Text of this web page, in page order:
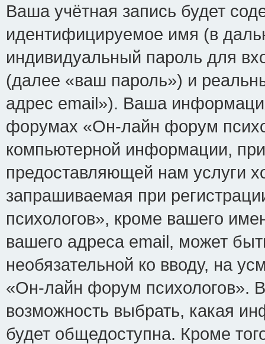
Ваша учётная запись будет
идентифицируемое имя (в
индивидуальный пароль для
(далее «ваш пароль») и
адрес email»). Ваша
форумах «Он-лайн форум
компьютерной информации,
предоставляющей нам услуги
запрашиваемая при
психологов», кроме вашего
вашего адреса email, может
необязательной ко вводу, на
«Он-лайн форум психологов».
возможность выбрать, какая
будет общедоступна. Кроме